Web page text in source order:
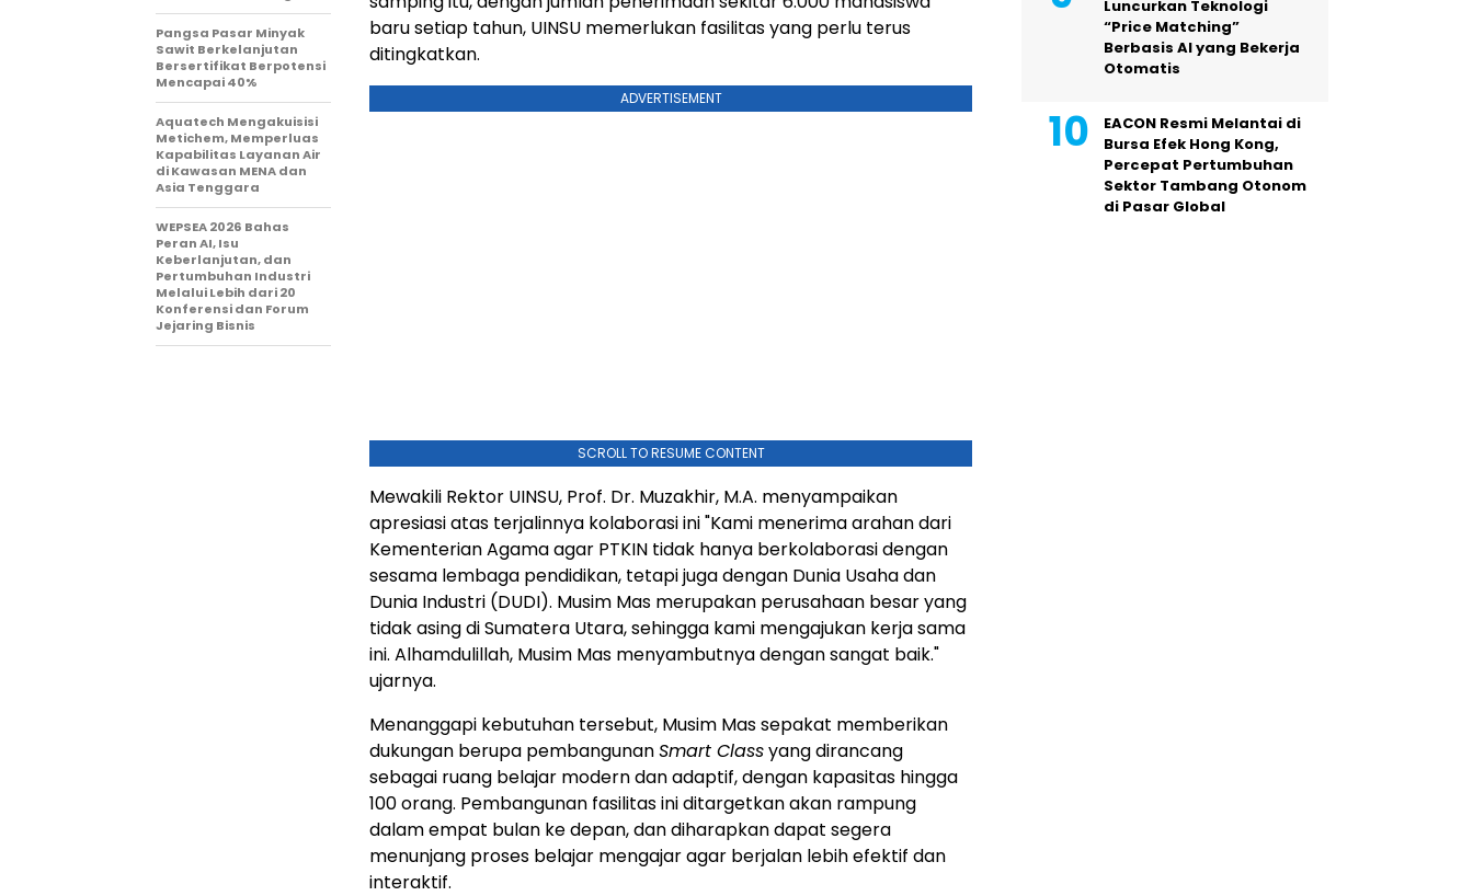
baru setiap tahun, UINSU memerlukan fasilitas yang perlu terus
ditingkatkan.
ADVERTISEMENT
SCROLL TO RESUME CONTENT
Mewakili Rektor UINSU, Prof. Dr. Muzakhir, M.A. menyampaikan
apresiasi atas terjalinnya kolaborasi ini "Kami menerima arahan dari
Kementerian Agama agar PTKIN tidak hanya berkolaborasi dengan
sesama lembaga pendidikan, tetapi juga dengan Dunia Usahadan
Dunia Industri (DUDI). Musim Mas merupakan perusahaan besar yang
tidak asing di Sumatera Utara, sehingga kami mengajukan kerja sama
ini. Alhamdulillah, Musim Mas menyambutnya dengan sangat baik."
ujarnya.
Menanggapi kebutuhan tersebut, Musim Mas sepakat memberikan
dukungan berupa pembangunanSmart Classyang dirancang
sebagai ruang belajar modern dan adaptif, dengan kapasitas hingga
100 orang. Pembangunan fasilitas ini ditargetkan akan rampung
dalam empat bulan ke depan, dan diharapkan dapat segera
menunjang proses belajar mengajar agar berjalan lebih efektif dan
interaktif.
Pangsa Pasar Minyak
Sawit Berkelanjutan
Bersertifikat Berpotensi
Mencapai 40%
Aquatech Mengakuisisi
Metichem, Memperluas
Kapabilitas Layanan Air
di Kawasan MENA dan
Asia Tenggara
WEPSEA 2026 Bahas
Peran AI, Isu
Keberlanjutan, dan
Pertumbuhan Industri
Melalui Lebih dari 20
Konferensi dan Forum
Jejaring Bisnis
Luncurkan Teknologi
“Price Matching”
Berbasis AI yang Bekerja
Otomatis
EACON Resmi Melantai di
Bursa Efek Hong Kong,
Percepat Pertumbuhan
Sektor Tambang Otonom
di Pasar Global